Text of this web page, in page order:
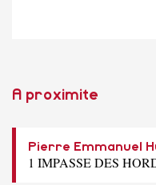
A proximite
Pierre Emmanuel
1 IMPASSE DES